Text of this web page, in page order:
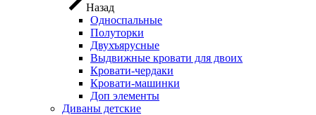
Назад
Односпальные
Полуторки
Двухъярусные
Выдвижные кровати для двоих
Кровати-чердаки
Кровати-машинки
Доп элементы
Диваны детские